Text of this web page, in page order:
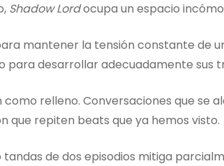
Shadow Lordocupa un espacio
mantener la tensión constante de
desarrollar adecuadamente sus
relleno. Conversaciones que se
que repiten beats que ya hemos visto.
de dos episodios mitiga